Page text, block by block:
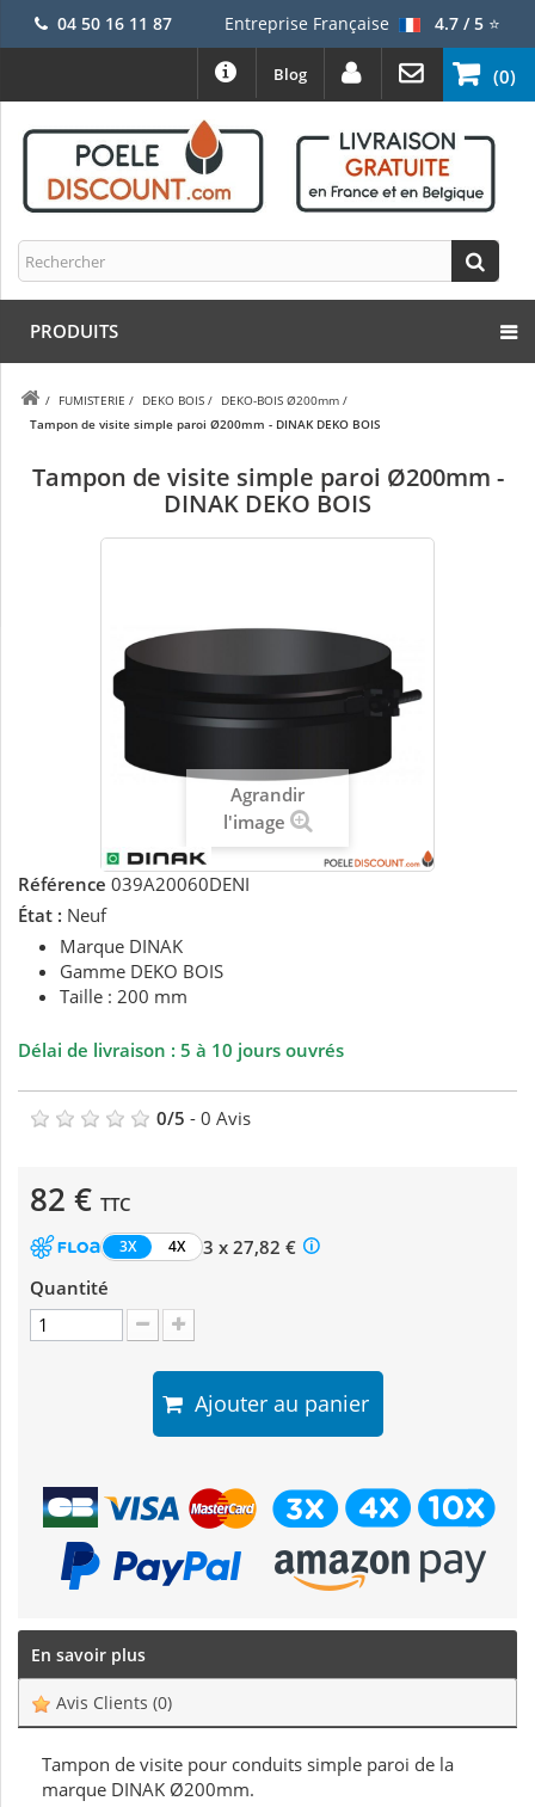
04 50 16 11 87 Entreprise Française 4.7 / 5⭐
(0)
Blog
PRODUITS
/ FUMISTERIE / DEKO BOIS / DEKO-BOIS Ø200mm /
Tampon de visite simple paroi Ø200mm - DINAK DEKO BOIS
Tampon de visite simple paroi Ø200mm -
DINAK DEKO BOIS
Agrandir
l'image
Référence 039A20060DENI
État : Neuf
Marque DINAK
Gamme DEKO BOIS
Taille : 200 mm
Délai de livraison : 5 à 10 jours ouvrés
0/5 - 0 Avis
82 € TTC
3X 4X
3 x 27,82 €
Quantité
Ajouter au panier
En savoir plus
Avis Clients (0)
Tampon de visite pour conduits simple paroi de la
marque DINAK Ø200mm.